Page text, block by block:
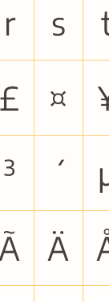
r s
£ ¤
³ ´
Ã Ä